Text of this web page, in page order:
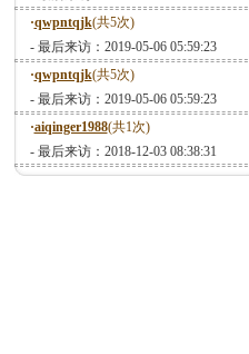
·qwpntqjk(共5次)
- 最后来访：2019-05-06 05:59:23
·qwpntqjk(共5次)
- 最后来访：2019-05-06 05:59:23
·aiqinger1988(共1次)
- 最后来访：2018-12-03 08:38:31